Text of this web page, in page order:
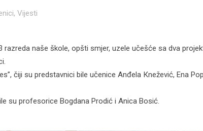
, Vijesti
razreda naše škole, opšti smjer, uzele učešće sa dva
čiji su predstavnici bile učenice Anđela Кnežević, Ena
su profesorice Bogdana Prodić i Anica Bosić.